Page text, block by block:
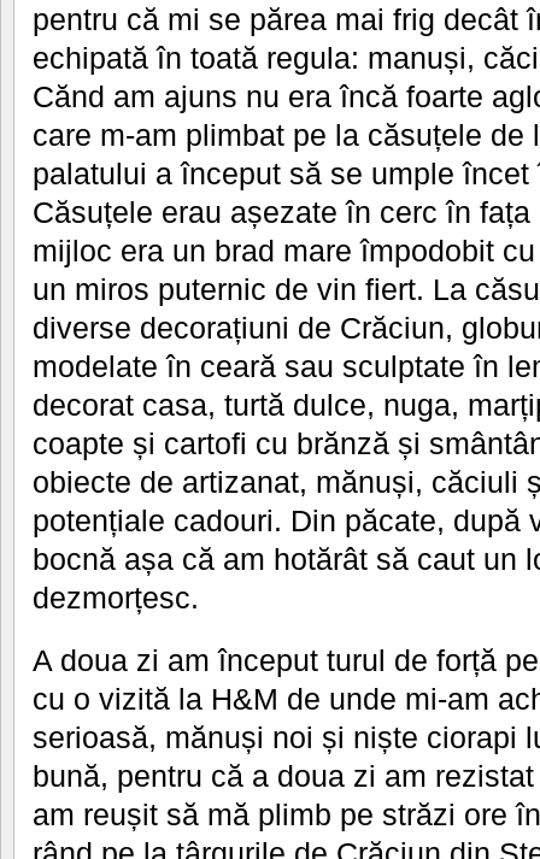
pentru că mi se părea mai frig decât
echipată în toată regula: manuși,
Cănd am ajuns nu era încă foarte
care m-am plimbat pe la căsuțele de
palatului a început să se umple
Căsuțele erau așezate în cerc în
mijloc era un brad mare împodobit
un miros puternic de vin fiert. La
diverse decorațiuni de Crăciun,
modelate în ceară sau sculptate în
decorat casa, turtă dulce, nuga,
coapte și cartofi cu brănză și
obiecte de artizanat, mănuși, căciuli
potențiale cadouri. Din păcate, după
bocnă așa că am hotărât să caut un
dezmorțesc.
A doua zi am început turul de forță
cu o vizită la H&M de unde mi-am
serioasă, mănuși noi și niște ciorapi
bună, pentru că a doua zi am
am reușit să mă plimb pe străzi ore